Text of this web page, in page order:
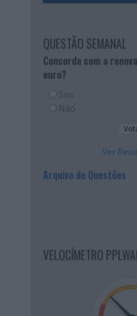
QUESTÃO SEMANAL
Concorda com a
euro?
Sim
Não
Ver
Arquivo de Questões
VELOCÍMETRO